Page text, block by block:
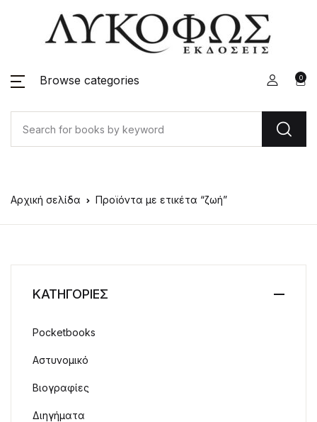
Browse categories 0
Αρχική σελίδα Προϊόντα με ετικέτα “ζωή”
ΚΑΤΗΓΟΡΙΕΣ
Pocketbooks
Αστυνομικό
Βιογραφίες
Διηγήματα